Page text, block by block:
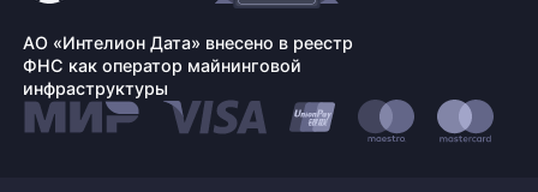
АО «Интелион Дата» внесено в реестр
ФНС как оператор майнинговой
инфраструктуры